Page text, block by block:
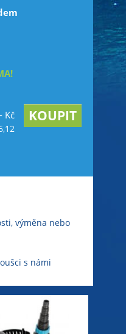
Kč
výměna nebo
s námi